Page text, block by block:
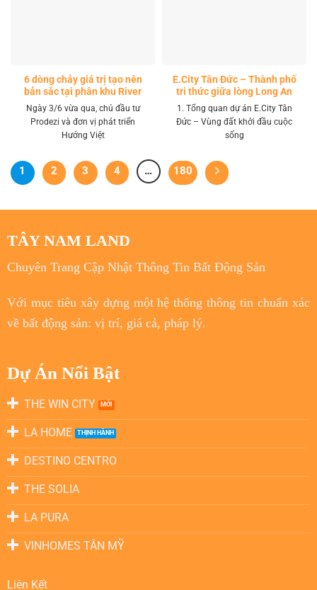
6 dòng chảy giá trị tạo nên
bản sắc tại phân khu River
Park LA Home
Ngày 3/6 vừa qua, chủ đầu tư
Prodezi và đơn vị phát triển
Hướng Việt
E.City Tân Đức – Thành phố
tri thức giữa lòng Long An
1. Tổng quan dự án E.City Tân
Đức – Vùng đất khởi đầu cuộc
sống
1 2 3 4 … 180
TÂY NAM LAND
Chuyên Trang Cập Nhật Thông Tin Bất Động Sản
Với mục tiêuxây dựng một hệ thống thông tin chuẩn xác
về bất động sản: vị trí, giá cả, pháp lý.
Dự Án Nổi Bật
THE WIN CITY
LA HOME
DESTINO CENTRO
THE SOLIA
LA PURA
VINHOMES TÂN MỸ
Liên Kết